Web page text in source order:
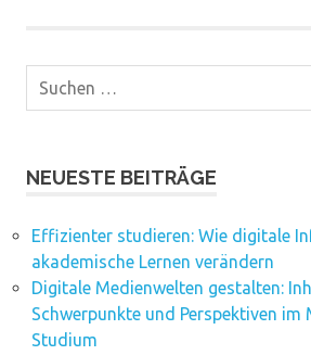
NEUESTE BEITRÄGE
Effizienter studieren: Wie digitale
akademische Lernen verändern
Digitale Medienwelten gestalten:
Schwerpunkte und Perspektiven im
Studium